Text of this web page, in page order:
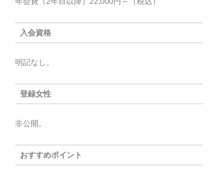
入会資格
明記なし。
登録女性
非公開。
おすすめポイント